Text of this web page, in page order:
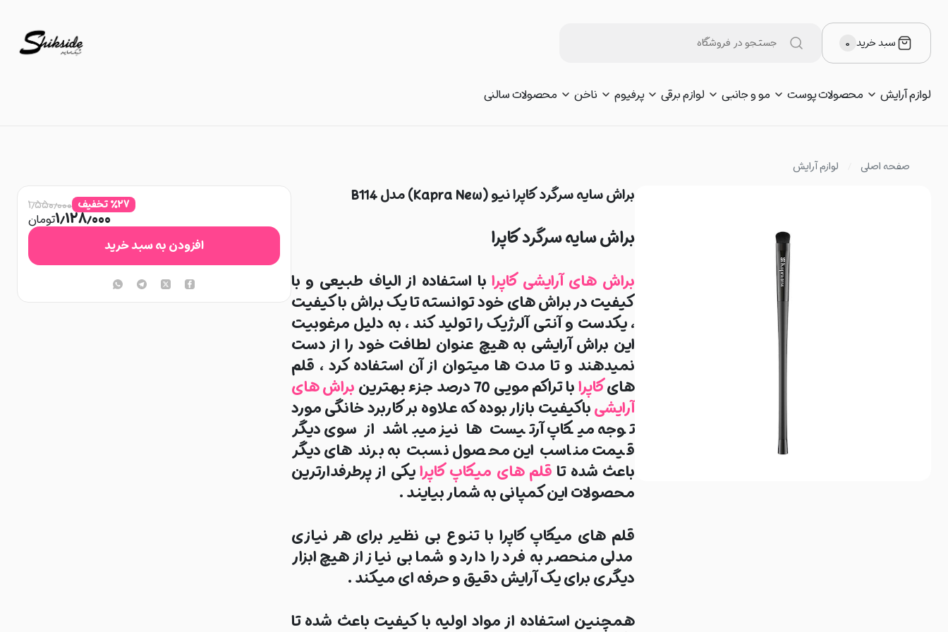
سبد خرید ۰
لوازم آرایش محصولات پوست مو و جانبی لوازم برقی پرفیوم ناخن محصولات سالنی
صفحه اصلی لوازم آرایش
براش سایه سرگرد کاپرا نیو (Kapra New) مدل B114
براش سایه سرگرد کاپرا
براش های آرایشی کاپرابا استفاده از الیاف طبیعی و با
کیفیت در براش های خود توانسته تا یک براش با کیفیت
، یکدست و آنتی آلرژیک را تولید کند ، به دلیل مرغوبیت
این براش آرایشی به هیچ عنوان لطافت خود را از دست
نمیدهند و تا مدت ها میتوان از آن استفاده کرد ، قلم
هایکاپرابا تراکم مویی 70 درصد جزء بهترین
براش های
آرایشیباکیفیت بازار بوده که علاوه بر کاربرد خانگی مورد
توجه میکاپ آرتیست ها نیز میباشد از سوی دیگر
قیمت مناسب این محصول نسبت به برند های دیگر
باعث شده تا قلم های میکاپ کاپرایکی از پرطرفدارترین
محصولات این کمپانی به شمار بیایند .
قلم های میکاپ کاپرا با تنوع بی نظیر برای هر نیازی
مدلی منحصر به فرد را دارد و شما بی نیاز از هیچ ابزار
دیگری برای یک آرایش دقیق و حرفه ای میکند .
همچنین استفاده از مواد اولیه با کیفیت باعث شده تا
%۲۷ تخفیف ۱٫۵۵۰٫۰۰۰
۱٫۱۲۸٫۰۰۰تومان
افزودن به سبد خرید